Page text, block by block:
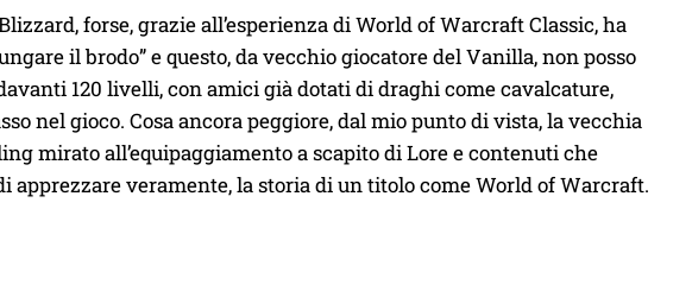
forse, grazie all’esperienza di World of Warcraft Classic, ha
il brodo” e questo, da vecchio giocatore del Vanilla, non posso
120 livelli, con amici già dotati di draghi come cavalcature,
nel gioco. Cosa ancora peggiore, dal mio punto di vista, la vecchia
mirato all’equipaggiamento a scapito di Lore e contenuti che
apprezzare veramente, la storia di un titolo come World of Warcraft.